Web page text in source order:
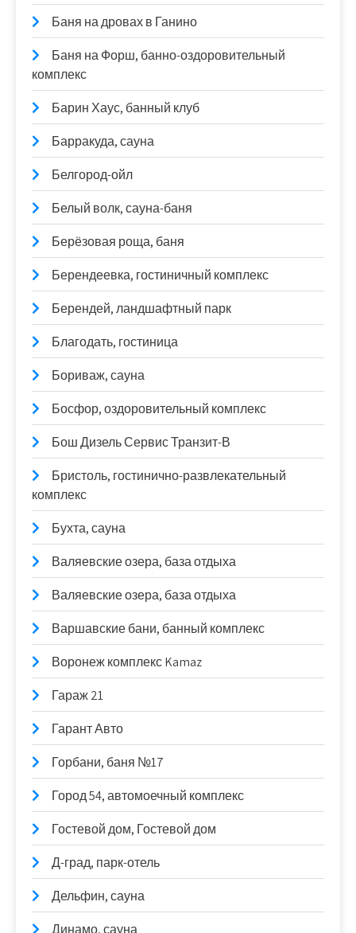
Баня на дровах в Ганино
Баня на Форш, банно-оздоровительный
комплекс
Барин Хаус, банный клуб
Барракуда, сауна
Белгород-ойл
Белый волк, сауна-баня
Берёзовая роща, баня
Берендеевка, гостиничный комплекс
Берендей, ландшафтный парк
Благодать, гостиница
Бориваж, сауна
Босфор, оздоровительный комплекс
Бош Дизель Сервис Транзит-В
Бристоль, гостинично-развлекательный
комплекс
Бухта, сауна
Валяевские озера, база отдыха
Валяевские озера, база отдыха
Варшавские бани, банный комплекс
Воронеж комплекс Kamaz
Гараж 21
Гарант Авто
Горбани, баня №17
Город 54, автомоечный комплекс
Гостевой дом, Гостевой дом
Д-град, парк-отель
Дельфин, сауна
Динамо, сауна